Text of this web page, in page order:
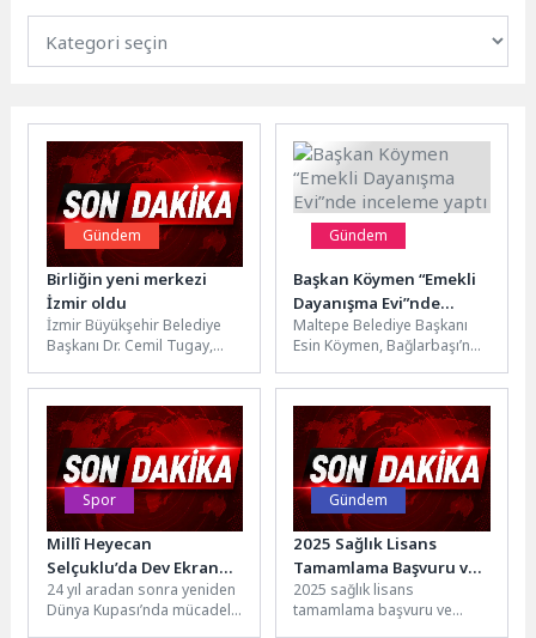
Gündem
Birliğin yeni merkezi
İzmir oldu
İzmir Büyükşehir Belediye
Başkanı Dr. Cemil Tugay,
Birliği’nin 45’inci Olağan
Meclis Toplantısı’nda,...
Gündem
Başkan Köymen “Emekli
Dayanışma Evi”nde
inceleme yaptı
Maltepe Belediye Başkanı
Esin Köymen, Bağlarbaşı’nda
Dayanışma Evi”nde yapılan
çalışmaları inceledi....
Spor
Millî Heyecan
Selçuklu’da Dev Ekranda
Yaşandı
24 yıl aradan sonra yeniden
Dünya Kupası’nda mücadele
Gündem
2025 Sağlık Lisans
Tamamlama Başvuru ve
Tercih İşlemleri
2025 sağlık lisans
tamamlama başvuru ve